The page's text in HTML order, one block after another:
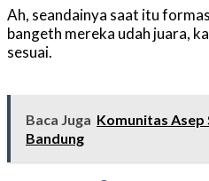
Ah, seandainya saat itu
bangeth mereka udah juara,
sesuai.
Baca Juga Komunitas Asep
Bandung